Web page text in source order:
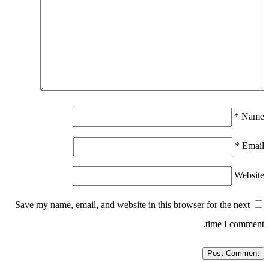
Name
*
Email
*
Website
Save my name, email, and website in this browser for the next
time I comment.